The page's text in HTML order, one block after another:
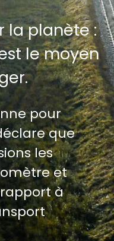
la planète :
le moyen
pour
que
les
et
à